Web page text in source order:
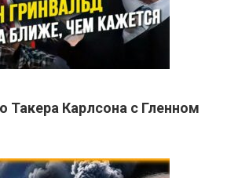
Такера Карлсона с Гленном